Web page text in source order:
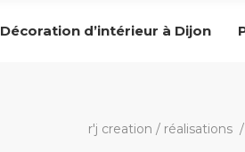
Décoration d’intérieur à Dijon
r'j creation / réalisations /